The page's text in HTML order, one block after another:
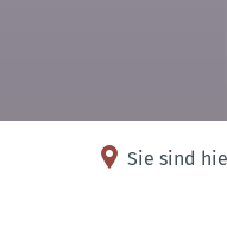
Sie sind